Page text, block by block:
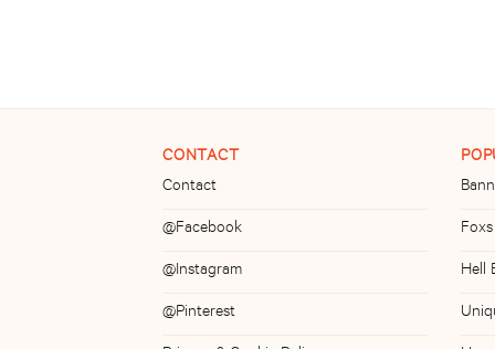
CONTACT
Contact
@Facebook
@Instagram
@Pinterest
Foxs
Hell